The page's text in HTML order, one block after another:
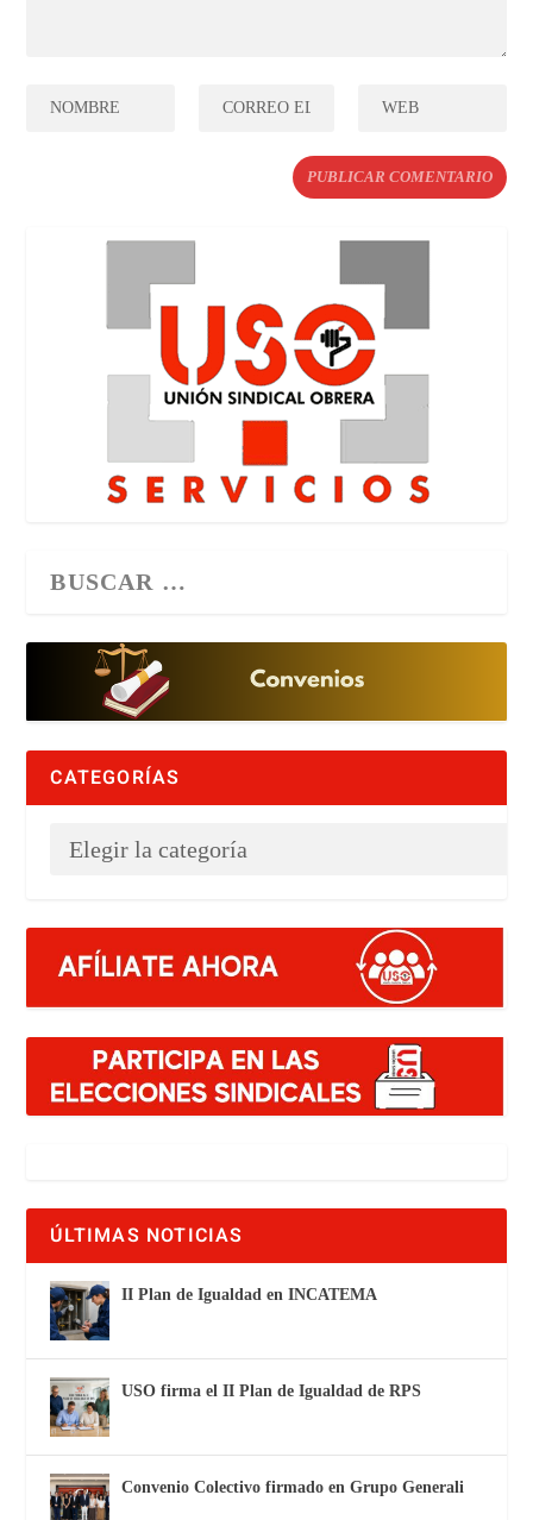
CATEGORÍAS
ÚLTIMAS NOTICIAS
II Plan de Igualdad en INCATEMA
USO firma el II Plan de Igualdad de RPS
Convenio Colectivo firmado en Grupo Generali